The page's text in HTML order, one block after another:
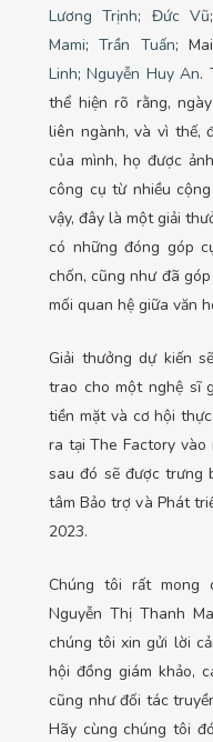
Lương Trịnh; Đức Vũ;
Mami;Trần Tuấn;
Linh;Nguyễn Huy An.
thể hiện rõ rằng,
liên ngành, và vì thế,
của mình, họ được
công cụ từ nhiều
vậy, đây là một giải
có những đóng góp
chốn, cũng như đã
mối quan hệ giữa văn
Giải thưởng dự kiến
trao cho một nghệ sĩ
tiền mặt và cơ hội
ra tại The Factory vào
sau đó sẽ được trưng
tâm Bảo trợ và Phát
2023.
Chúng tôi rất mong
Nguyễn Thị Thanh
chúng tôi xin gửi lời
hội đồng giám khảo,
cũng như đối tác
Hãy cùng chúng tôi